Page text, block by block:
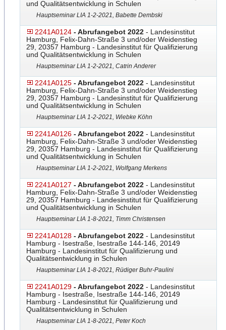
und Qualitätsentwicklung in Schulen
Hauptseminar LIA 1-2-2021, Babette Dembski
2241A0124 - Abrufangebot 2022 - Landesinstitut
Hamburg, Felix-Dahn-Straße 3 und/oder Weidenstieg
29, 20357 Hamburg - Landesinstitut für Qualifizierung
und Qualitätsentwicklung in Schulen
Hauptseminar LIA 1-2-2021, Catrin Anderer
2241A0125 - Abrufangebot 2022 - Landesinstitut
Hamburg, Felix-Dahn-Straße 3 und/oder Weidenstieg
29, 20357 Hamburg - Landesinstitut für Qualifizierung
und Qualitätsentwicklung in Schulen
Hauptseminar LIA 1-2-2021, Wiebke Köhn
2241A0126 - Abrufangebot 2022 - Landesinstitut
Hamburg, Felix-Dahn-Straße 3 und/oder Weidenstieg
29, 20357 Hamburg - Landesinstitut für Qualifizierung
und Qualitätsentwicklung in Schulen
Hauptseminar LIA 1-2-2021, Wolfgang Merkens
2241A0127 - Abrufangebot 2022 - Landesinstitut
Hamburg, Felix-Dahn-Straße 3 und/oder Weidenstieg
29, 20357 Hamburg - Landesinstitut für Qualifizierung
und Qualitätsentwicklung in Schulen
Hauptseminar LIA 1-8-2021, Timm Christensen
2241A0128 - Abrufangebot 2022 - Landesinstitut
Hamburg - Isestraße, Isestraße 144-146, 20149
Hamburg - Landesinstitut für Qualifizierung und
Qualitätsentwicklung in Schulen
Hauptseminar LIA 1-8-2021, Rüdiger Buhr-Paulini
2241A0129 - Abrufangebot 2022 - Landesinstitut
Hamburg - Isestraße, Isestraße 144-146, 20149
Hamburg - Landesinstitut für Qualifizierung und
Qualitätsentwicklung in Schulen
Hauptseminar LIA 1-8-2021, Peter Koch